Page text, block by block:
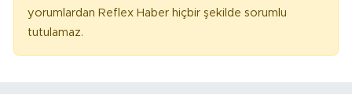
yorumlardan Reflex Haber hiçbir şekilde sorumlu
tutulamaz.